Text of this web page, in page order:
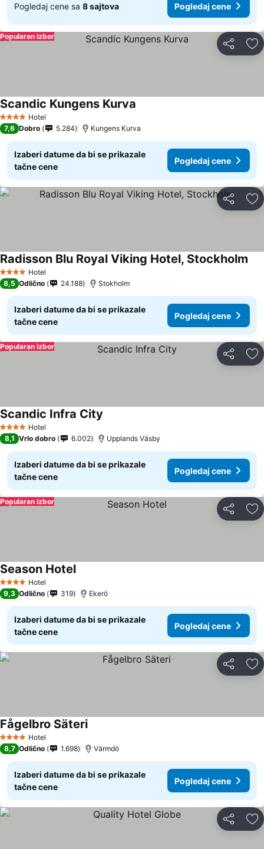
Pogledaj cene sa 8 sajtova Pogledaj cene
Deli
Popularan izbor
4 ZvezdiceHotel
Scandic Kungens Kurva
7,6 Dobro 5.284 Kungens Kurva
Izaberi datume da bi se prikazale
tačne cene
Pogledaj cene
Deli
4 ZvezdiceHotel
Radisson Blu Royal Viking Hotel, Stockholm
8,5 Odlično 24.188 Stokholm
Izaberi datume da bi se prikazale
tačne cene
Pogledaj cene
Deli
Popularan izbor
4 ZvezdiceHotel
Scandic Infra City
8,1 Vrlo dobro 6.002 Upplands Väsby
Izaberi datume da bi se prikazale
tačne cene
Pogledaj cene
Deli
Popularan izbor
4 ZvezdiceHotel
Season Hotel
9,3 Odlično 319 Ekerö
Izaberi datume da bi se prikazale
tačne cene
Pogledaj cene
Deli
4 ZvezdiceHotel
Fågelbro Säteri
8,7 Odlično 1.698 Värmdö
Izaberi datume da bi se prikazale
tačne cene
Pogledaj cene
Deli